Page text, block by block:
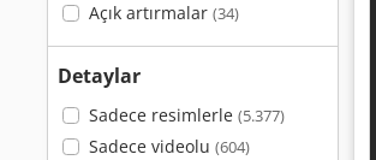
Açık artırmalar (34)
Detaylar
Sadece resimlerle (5.377)
Sadece videolu (604)